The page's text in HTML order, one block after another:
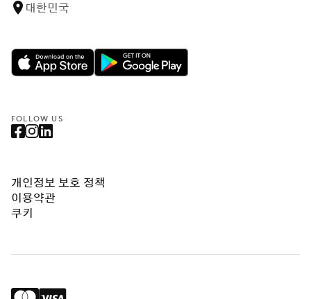
대한민국
FOLLOW US
개인정보 보호 정책
이용약관
쿠키